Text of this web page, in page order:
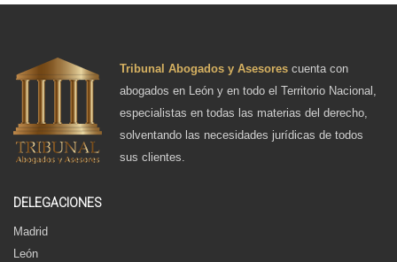
Tribunal Abogados y Asesores cuenta con
abogados en León y en todo el Territorio Nacional,
especialistas en todas las materias del derecho,
solventando las necesidades jurídicas de todos
sus clientes.
DELEGACIONES
Madrid
León